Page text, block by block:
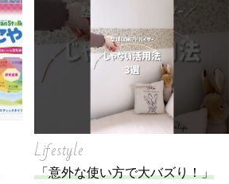
Lifestyle
「意外な使い方で大バズり！」